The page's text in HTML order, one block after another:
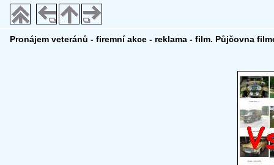
Pronájem veteránů - firemní akce - reklama - film. Půjčovna